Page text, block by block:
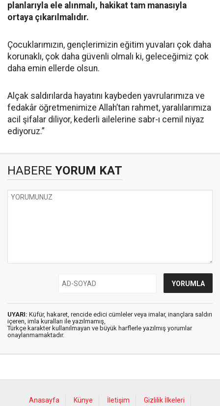
planlarıyla ele alınmalı, hakikat tam manasıyla
ortaya çıkarılmalıdır.
Çocuklarımızın, gençlerimizin eğitim yuvaları çok daha
korunaklı, çok daha güvenli olmalı ki, geleceğimiz çok
daha emin ellerde olsun.
Alçak saldırılarda hayatını kaybeden yavrularımıza ve
fedakâr öğretmenimize Allah’tan rahmet, yaralılarımıza
acil şifalar diliyor, kederli ailelerine sabr-ı cemil niyaz
ediyoruz.”
HABERE YORUM KAT
UYARI: Küfür, hakaret, rencide edici cümleler veya imalar, inançlara saldırı
içeren, imla kuralları ile yazılmamış,
Türkçe karakter kullanılmayan ve büyük harflerle yazılmış yorumlar
onaylanmamaktadır.
Anasayfa Künye İletişim Gizlilik İlkeleri